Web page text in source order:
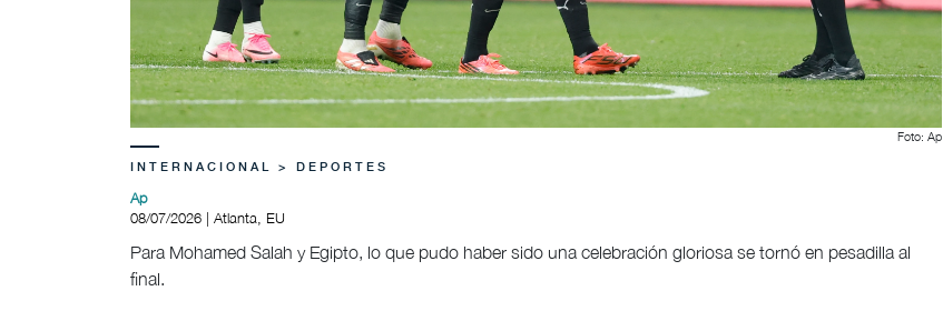
Foto: Ap
INTERNACIONAL > DEPORTES
Ap
08/07/2026 | Atlanta, EU
Para Mohamed Salah y Egipto, lo que pudo haber sido una celebración gloriosa se tornó en pesadilla al
final.